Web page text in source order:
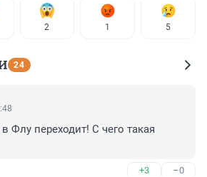
2 1 5
24
Флу переходит! С чего такая
+3 –0